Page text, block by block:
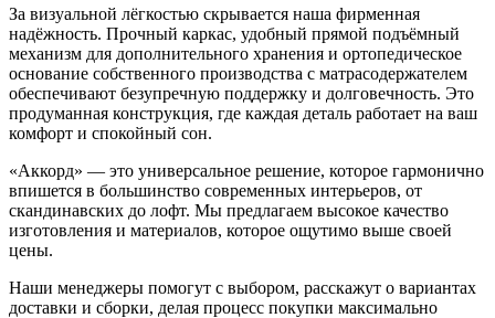
За визуальной лёгкостью скрывается наша фирменная
надёжность. Прочный каркас, удобный прямой подъёмный
механизм для дополнительного хранения и ортопедическое
основание собственного производства с матрасодержателем
обеспечивают безупречную поддержку и долговечность. Это
продуманная конструкция, где каждая деталь работает на ваш
комфорт и спокойный сон.
«Аккорд» — это универсальное решение, которое гармонично
впишется в большинство современных интерьеров, от
скандинавских до лофт. Мы предлагаем высокое качество
изготовления и материалов, которое ощутимо выше своей
цены.
Наши менеджеры помогут с выбором, расскажут о вариантах
доставки и сборки, делая процесс покупки максимально